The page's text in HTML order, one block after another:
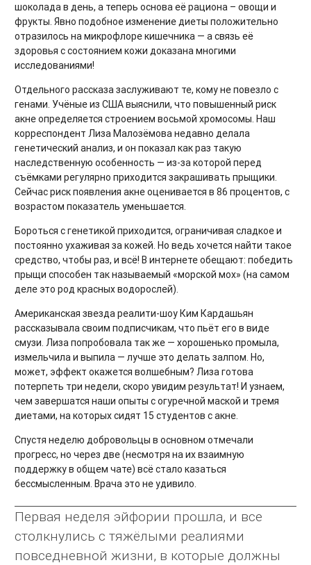
шоколада в день, а теперь основа её рациона – овощи и
фрукты. Явно подобное изменение диеты положительно
отразилось на микрофлоре кишечника — а связь её
здоровья с состоянием кожи доказана многими
исследованиями!
Отдельного рассказа заслуживают те, кому не повезло с
генами. Учёные из США выяснили, что повышенный риск
акне определяется строением восьмой хромосомы. Наш
корреспондент Лиза Малозёмова недавно делала
генетический анализ, и он показал как раз такую
наследственную особенность — из-за которой перед
съёмками регулярно приходится закрашивать прыщики.
Сейчас риск появления акне оценивается в 86 процентов, с
возрастом показатель уменьшается.
Бороться с генетикой приходится, ограничивая сладкое и
постоянно ухаживая за кожей. Но ведь хочется найти такое
средство, чтобы раз, и всё! В интернете обещают: победить
прыщи способен так называемый «морской мох» (на самом
деле это род красных водорослей).
Американская звезда реалити-шоу Ким Кардашьян
рассказывала своим подписчикам, что пьёт его в виде
смузи. Лиза попробовала так же — хорошенько промыла,
измельчила и выпила — лучше это делать залпом. Но,
может, эффект окажется волшебным? Лиза готова
потерпеть три недели, скоро увидим результат! И узнаем,
чем завершатся наши опыты с огуречной маской и тремя
диетами, на которых сидят 15 студентов с акне.
Спустя неделю добровольцы в основном отмечали
прогресс, но через две (несмотря на их взаимную
поддержку в общем чате) всё стало казаться
бессмысленным. Врача это не удивило.
Первая неделя эйфории прошла, и все
столкнулись с тяжёлыми реалиями
повседневной жизни, в которые должны